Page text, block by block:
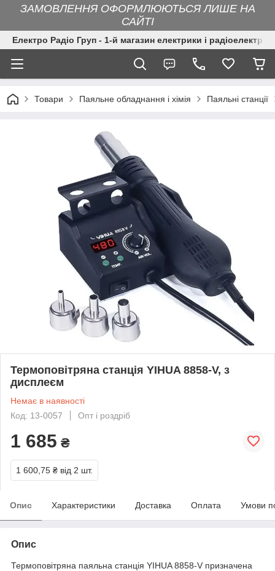
ЗАМОВЛЕННЯ ОФОРМЛЮЮТЬСЯ ЛИШЕ НА
САЙТІ
Електро Радіо Груп - 1-й магазин електрики і
Товари Паяльне обладнання і хімія Паяльні станції
Термоповітряна станція YIHUA 8858-V, з
дисплеєм
Немає в наявності
Код: 13-0057
Опт і роздріб
1 685 ₴
1 600,75 ₴ від 2 шт.
Опис Характеристики Доставка Оплата Умови
Опис
Термоповітряна паяльна станція YIHUA 8858-V призначена